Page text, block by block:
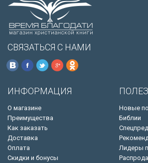
СВЯЗАТЬСЯ С НАМИ
ИНФОРМАЦИЯ
О магазине
Преимущества
Как заказать
Доставка
Оплата
Скидки и бонусы
Новые
Библии
Лидеры